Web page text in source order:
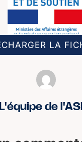
LA
L'équipe de